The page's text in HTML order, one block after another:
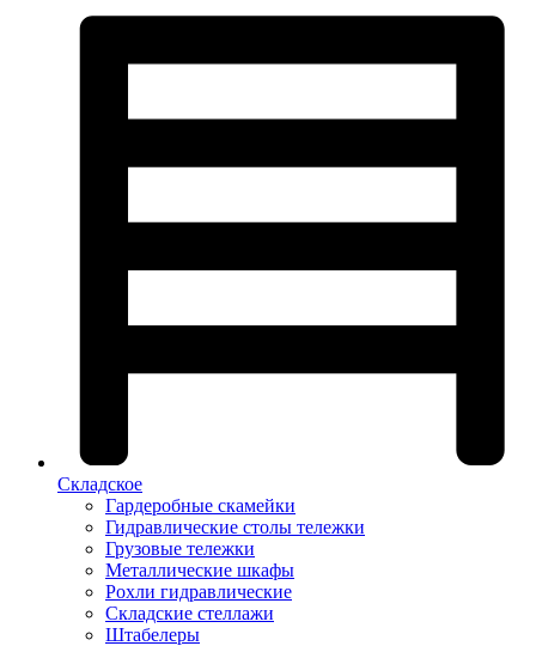
Складское
Гардеробные скамейки
Гидравлические столы тележки
Грузовые тележки
Металлические шкафы
Рохли гидравлические
Складские стеллажи
Штабелеры